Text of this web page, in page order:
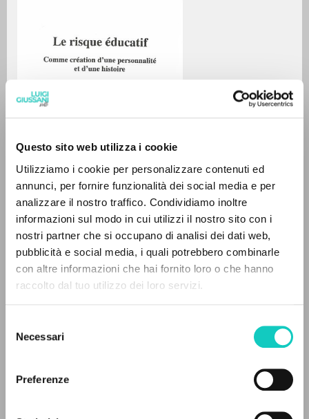
Questo sito web utilizza i cookie
Utilizziamo i cookie per personalizzare contenuti ed
annunci, per fornire funzionalità dei social media e per
analizzare il nostro traffico. Condividiamo inoltre
informazioni sul modo in cui utilizzi il nostro sito con i
nostri partner che si occupano di analisi dei dati web,
pubblicità e social media, i quali potrebbero combinarle
con altre informazioni che hai fornito loro o che hanno
raccolto dal tuo utilizzo dei loro servizi.
delNecessari
Preferenze
Favre PatriceTraduttore
Foletti ClaudiaTraduttore
Giussani LuigiAutore
1995
RISULTATI SUCCESSIVI
IL PROGETTO
Il portale raccoglie e rende accessibili gli scritti
di Luigi Giussani: quasi 5000 voci bibliografiche,
testi integrali in 5 lingue e percorsi tematici
dedicati.